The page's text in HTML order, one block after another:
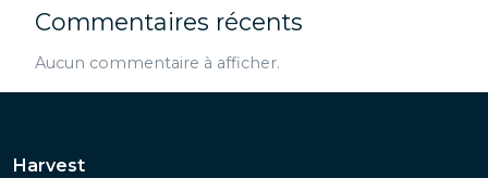
Commentaires récents
Aucun commentaire à afficher.
Harvest